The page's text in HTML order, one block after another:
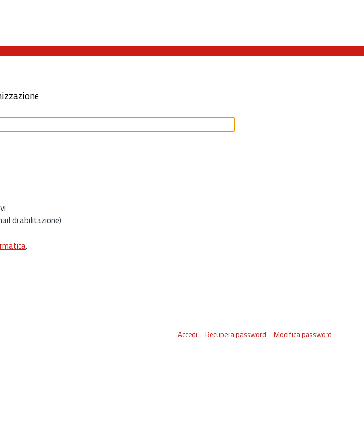
di abilitazione)
.
Accedi Recupera password Modifica password